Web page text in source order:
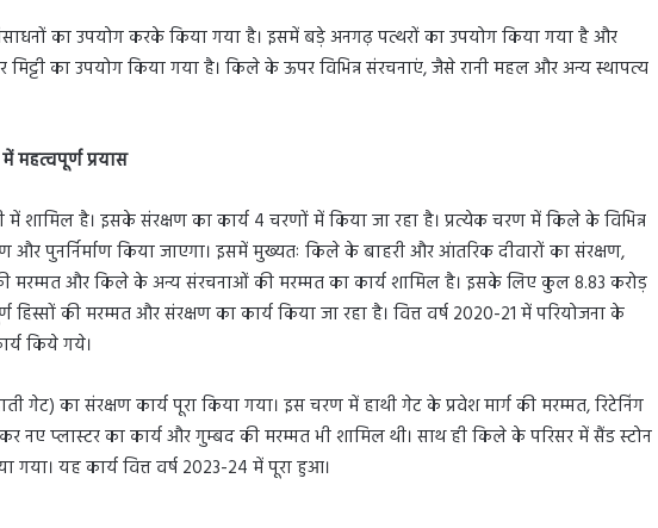
का उपयोग करके किया गया है। इसमें बड़े अनगढ़ पत्थरों का उपयोग किया गया है और
का उपयोग किया गया है। किले के ऊपर विभिन्न संरचनाएं, जैसे रानी महल और अन्य स्थापत्य
महत्वपूर्ण प्रयास
में शामिल है। इसके संरक्षण का कार्य 4 चरणों में किया जा रहा है। प्रत्येक चरण में किले के विभिन्न
और पुनर्निर्माण किया जाएगा। इसमें मुख्यतः किले के बाहरी और आंतरिक दीवारों का संरक्षण,
मरम्मत और किले के अन्य संरचनाओं की मरम्मत का कार्य शामिल है। इसके लिए कुल 8.83 करोड़
की मरम्मत और संरक्षण का कार्य किया जा रहा है। वित्त वर्ष 2020-21 में परियोजना के
किये गये।
गेट) का संरक्षण कार्य पूरा किया गया। इस चरण में हाथी गेट के प्रवेश मार्ग की मरम्मत, रिटेनिंग
नए प्लास्टर का कार्य और गुम्बद की मरम्मत भी शामिल थी। साथ ही किले के परिसर में सैंड स्टोन
गया। यह कार्य वित्त वर्ष 2023-24 में पूरा हुआ।